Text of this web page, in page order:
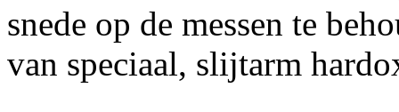
snede op de messen te
van speciaal, slijtarm